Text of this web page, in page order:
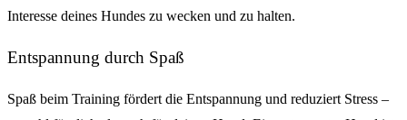
Interesse deines Hundes zu wecken und zu halten.
Entspannung durch Spaß
Spaß beim Training fördert die Entspannung und reduziert Stress –